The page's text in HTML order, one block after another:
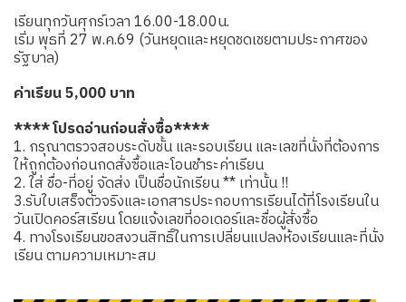
เรียนทุกวันศุกร์เวลา 16.00-18.00น.
เริ่ม พุธที่ 27 พ.ค.69 (วันหยุดและหยุดชดเชยตามประกาศของ
รัฐบาล)
ค่าเรียน 5,000 บาท
**** โปรดอ่านก่อนสั่งซื้อ****
1. กรุณาตรวจสอบระดับชั้น และรอบเรียน และเลขที่นั่งที่ต้องการ
ให้ถูกต้องก่อนกดสั่งซื้อและโอนชำระค่าเรียน
2. ใส่ ชื่อ-ที่อยู่ จัดส่ง เป็นชื่อนักเรียน ** เท่านั้น !!
3.รับใบเสร็จตัวจริงและเอกสารประกอบการเรียนได้ที่โรงเรียนใน
วันเปิดคอร์สเรียน โดยแจ้งเลขที่ออเดอร์และชื่อผู้สั่งซื้อ
4. ทางโรงเรียนขอสงวนสิทธิ์ในการเปลี่ยนแปลงห้องเรียนและที่นั่ง
เรียน ตามความเหมาะสม